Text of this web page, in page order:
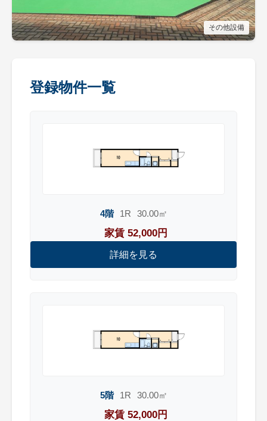
その他設備
登録物件一覧
4階 1R 30.00㎡
家賃 52,000円
詳細を見る
5階 1R 30.00㎡
家賃 52,000円